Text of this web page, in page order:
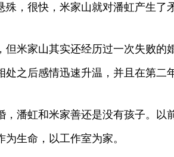
殊，很快，米家山就对潘虹产生了
但米家山其实还经历过一次失败
之后感情迅速升温，并且在第二
，潘虹和米家善还是没有孩子。
生命，以工作室为家。